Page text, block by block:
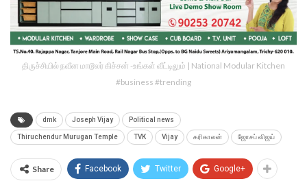
திருச்சியில் நவீன மாடூலர் கிச்சன் -உங்கள் வீட்டிலும் | National Modular Kitchen
#business #trending
dmk Joseph Vijay Political news
Thiruchendur Murugan Temple TVK Vijay கரிகாலன் ஜோசப் விஜய்
Share Facebook Twitter Google+